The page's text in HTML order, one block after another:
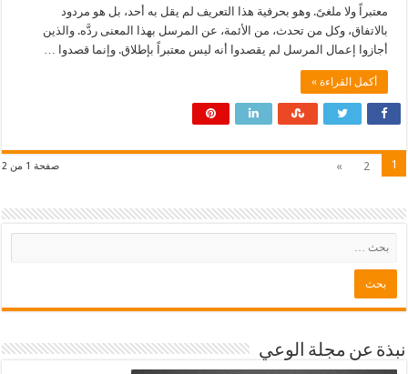
معتبراً ولا ملغىً. وهو بحرفية هذا التعريف لم يقل به أحد، بل هو مردود
بالاتفاق، وكل من تحدث، من الأئمة، عن المرسل بهذا المعنى ردَّه. والذين
أجازوا إعمال المرسل لم يقصدوا أنه ليس معتبراً بإطلاق. وإنما قصدوا …
أكمل القراءة »
صفحة 1 من 2 1
2
»
نبذة عن مجلة الوعي